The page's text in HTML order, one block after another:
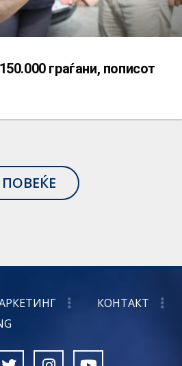
граѓани, пописот
ПОВЕЌЕ
КОНТАКТ